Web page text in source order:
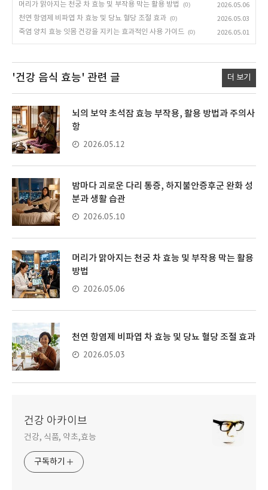
머리가 맑아지는 천궁 차 효능 및 부작용 막는 활용 방법 (0)
2026.05.06
천연 항염제 비파엽 차 효능 및 당뇨 혈당 조절 효과 (0)
2026.05.03
죽염 양치 효능 잇몸 건강을 지키는 효과적인 사용 가이드 (0) 2026.05.01
'건강 음식 효능' 관련 글 더 보기
뇌의 보약 초석잠 효능 부작용, 활용 방법과 주의사
항
2026.05.12
밤마다 괴로운 다리 통증, 하지불안증후군 완화 성
분과 생활 습관
2026.05.10
머리가 맑아지는 천궁 차 효능 및 부작용 막는 활용
방법
2026.05.06
천연 항염제 비파엽 차 효능 및 당뇨 혈당 조절 효과
2026.05.03
건강 아카이브
건강, 식품, 약초,효능
구독하기